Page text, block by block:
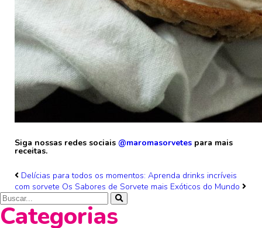
Siga nossas redes sociais @maromasorvetes para mais
receitas.
Delícias para todos os momentos: Aprenda drinks incríveis
com sorvete Os Sabores de Sorvete mais Exóticos do Mundo
Categorias